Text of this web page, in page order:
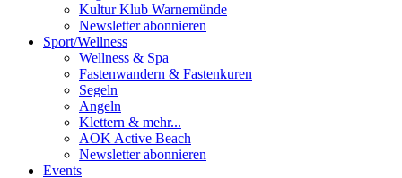
Kultur Klub Warnemünde
Newsletter abonnieren
Sport/Wellness
Wellness & Spa
Fastenwandern & Fastenkuren
Segeln
Angeln
Klettern & mehr...
AOK Active Beach
Newsletter abonnieren
Events